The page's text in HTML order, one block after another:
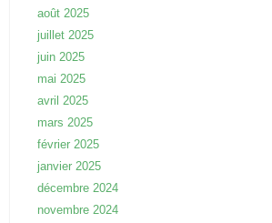
août 2025
juillet 2025
juin 2025
mai 2025
avril 2025
mars 2025
février 2025
janvier 2025
décembre 2024
novembre 2024